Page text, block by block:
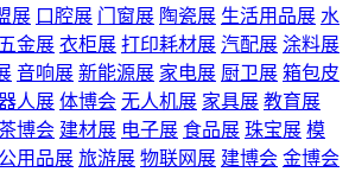
展 口腔展 门窗展 陶瓷展 生活用品展 水
五金展 衣柜展 打印耗材展 汽配展 涂料展
音响展 新能源展 家电展 厨卫展 箱包皮
人展 体博会 无人机展 家具展 教育展
博会 建材展 电子展 食品展 珠宝展 模
用品展 旅游展 物联网展 建博会 金博会